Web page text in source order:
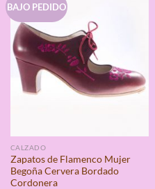
BAJO PEDIDO
CALZADO
Zapatos de Flamenco Mujer
Begoña Cervera Bordado
Cordonera